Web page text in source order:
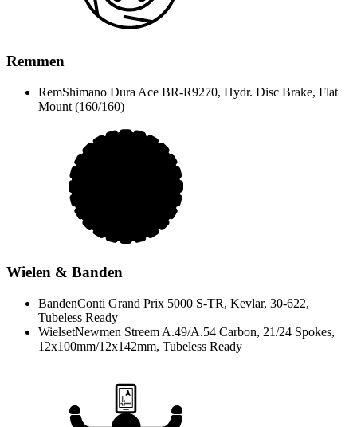
Remmen
RemShimano Dura Ace BR-R9270, Hydr. Disc Brake, Flat
Mount (160/160)
Wielen & Banden
BandenConti Grand Prix 5000 S-TR, Kevlar, 30-622,
Tubeless Ready
WielsetNewmen Streem A.49/A.54 Carbon, 21/24 Spokes,
12x100mm/12x142mm, Tubeless Ready